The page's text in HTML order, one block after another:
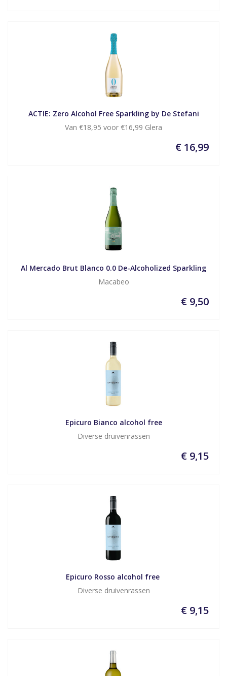
ACTIE: Zero Alcohol Free Sparkling by De Stefani
Van €18,95 voor €16,99 Glera
€ 16,99
Al Mercado Brut Blanco 0.0 De-Alcoholized Sparkling
Macabeo
€ 9,50
Epicuro Bianco alcohol free
Diverse druivenrassen
€ 9,15
Epicuro Rosso alcohol free
Diverse druivenrassen
€ 9,15